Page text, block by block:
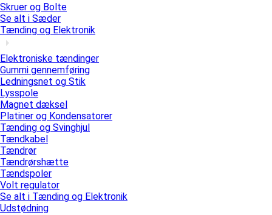
Skruer og Bolte
Se alt i Sæder
Tænding og Elektronik
Elektroniske tændinger
Gummi gennemføring
Ledningsnet og Stik
Lysspole
Magnet dæksel
Platiner og Kondensatorer
Tænding og Svinghjul
Tændkabel
Tændrør
Tændrørshætte
Tændspoler
Volt regulator
Se alt i Tænding og Elektronik
Udstødning